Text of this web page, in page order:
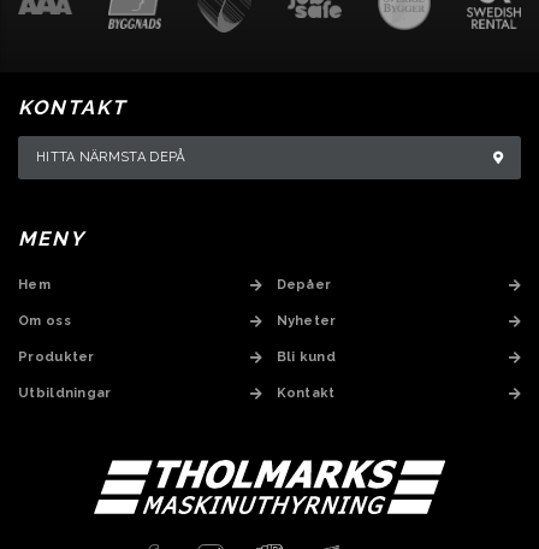
KONTAKT
HITTA NÄRMSTA DEPÅ
MENY
Hem
Om oss
Produkter
Utbildningar
Depåer
Nyheter
Bli kund
Kontakt